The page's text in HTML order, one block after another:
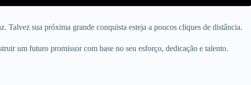
Talvez sua próxima grande conquista esteja a poucos cliques de distância.
um futuro promissor com base no seu esforço, dedicação e talento.